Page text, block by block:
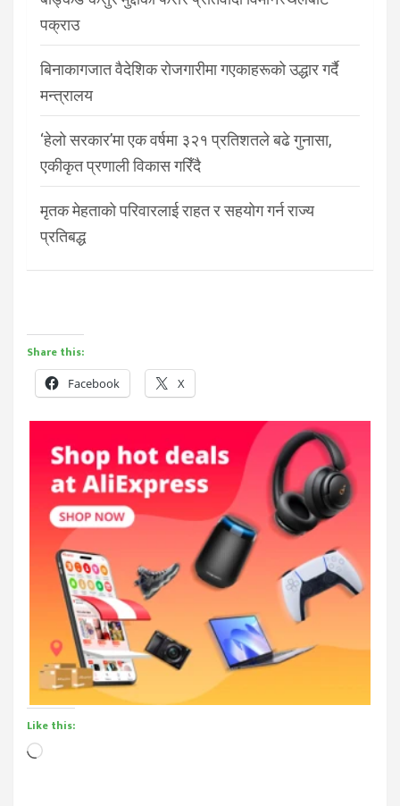
पक्राउ
बिनाकागजात वैदेशिक रोजगारीमा गएकाहरूको उद्धार गर्दै
मन्त्रालय
‘हेलो सरकार’मा एक वर्षमा ३२१ प्रतिशतले बढे गुनासा,
एकीकृत प्रणाली विकास गरिँदै
मृतक मेहताको परिवारलाई राहत र सहयोग गर्न राज्य
प्रतिबद्ध
Share this:
Facebook X
Like this:
Loading…